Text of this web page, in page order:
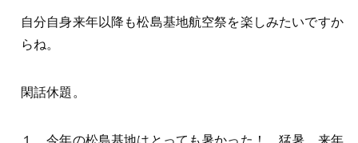
自分自身来年以降も松島基地航空祭を楽しみたいですか
らね。
閑話休題。